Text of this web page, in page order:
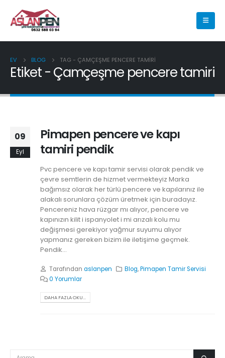
EV BLOG TAG - ÇAMÇEŞME PENCERE TAMIRI
Etiket - Çamçeşme pencere tamiri
09
Eyl
Pimapen pencere ve kapı
tamiri pendik
Pvc pencere ve kapı tamir servisi olarak pendik ve
çevre semtlerin de hizmet vermekteyiz Marka
bağımsız olarak her türlü pencere ve kapılarınız ile
alakalı sorunlara çözüm üretmek için buradayız.
Pencereniz hava rüzgar mı alıyor, pencere ve
kapınızın kilit i ispanyolet i mi arızalı kolu mu
değişmesi gerekiyor yağmur suyumu alıyor
yapmanız gereken bizim ile iletişime geçmek.
Pendik...
Tarafından aslanpen Blog,Pimapen Tamir Servisi
0 Yorumlar
DAHA FAZLA OKU...